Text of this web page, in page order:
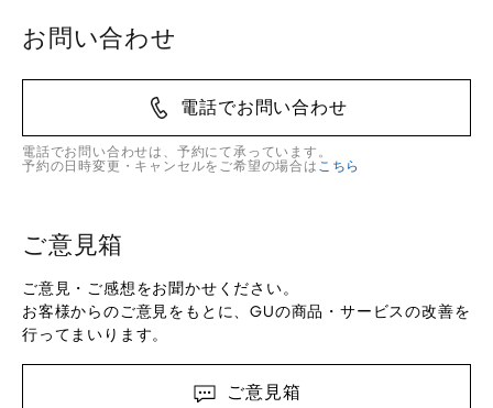
お問い合わせ
電話でお問い合わせ
電話でお問い合わせは、予約にて承っています。
予約の日時変更・キャンセルをご希望の場合は こちら
ご意見箱
ご意見・ご感想をお聞かせください。
お客様からのご意見をもとに、GUの商品・サービスの改善を
行ってまいります。
ご意見箱